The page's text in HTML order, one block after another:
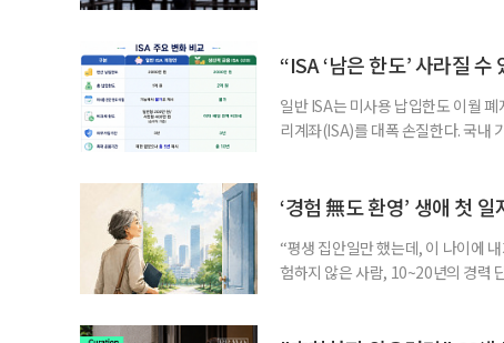
부가 각자 집 한 채씩을 보유하면 한
“ISA ‘남은 한도’ 사라질
일반 ISA는 미사용 납입한도 이월
리계좌(ISA)를 대폭 손질한다. 국내
기 때문이다. 지난 3일 발표된 세제
‘경험 無도 환영’ 생애 첫
“평생 집안일만 했는데, 이 나이에
험하지 않은 사람, 10~20년의 경력